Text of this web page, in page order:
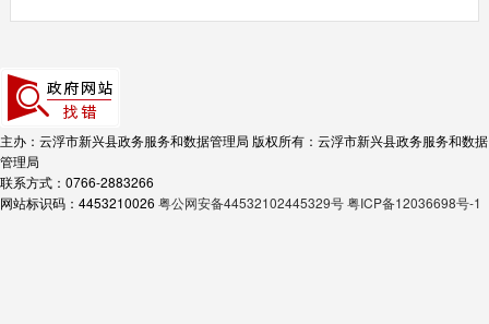
主办：云浮市新兴县政务服务和数据管理局 版权所有：云浮市新兴县政务服务和数据
管理局
联系方式：0766-2883266
网站标识码：4453210026 粤公网安备44532102445329号粤ICP备12036698号-1